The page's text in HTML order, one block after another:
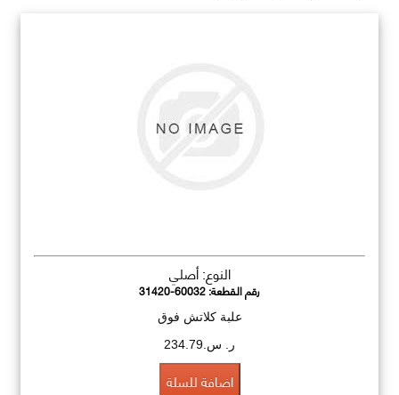
النوع: أصلي
رقم القطعة:31420-60032
علبة كلاتش فوق
ر. س.234.79
اضافة للسلة